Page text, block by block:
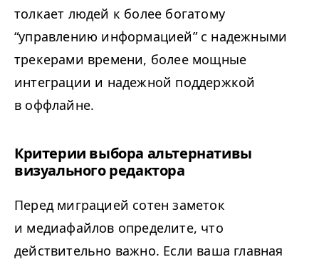
толкает людей к более богатому
“управлению информацией” с надежными
трекерами времени, более мощные
интеграции и надежной поддержкой
в оффлайне.
Критерии выбора альтернативы
визуального редактора
Перед миграцией сотен заметок
и медиафайлов определите, что
действительно важно. Если ваша главная